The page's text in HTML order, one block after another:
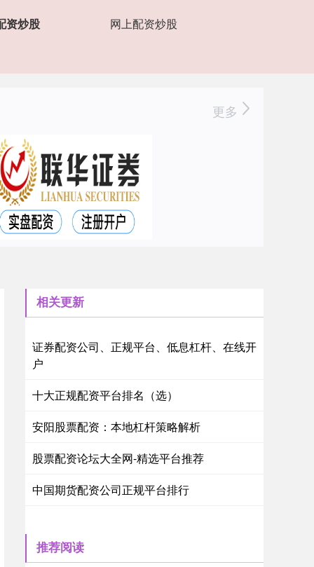
资炒股 网上配资炒股
更多
相关更新
证券配资公司、正规平台、低息杠杆、在线开
户
十大正规配资平台排名（选）
安阳股票配资：本地杠杆策略解析
股票配资论坛大全网-精选平台推荐
中国期货配资公司正规平台排行
推荐阅读